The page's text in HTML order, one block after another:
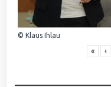
© Klaus Ihlau
« ‹